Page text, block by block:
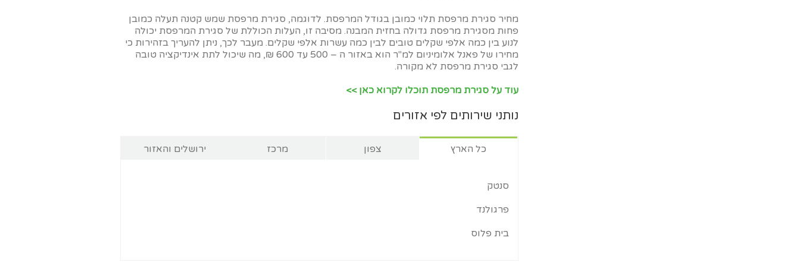
מחיר סגירת מרפסת תלוי כמובן בגודל המרפסת. לדוגמה, סגירת מרפסת שמש קטנה תעלה כמובן
פחות מסגירת מרפסת גדולה בחזית המבנה. מסיבה זו, העלות הכוללת של סגירת המרפסת יכולה
לנוע בין כמה אלפי שקלים טובים לבין כמה עשרות אלפי שקלים. מעבר לכך, ניתן להעריך בזהירות כי
מחירו של פאנל אלומיניום למ"ר הוא באזור ה – 500 עד 600 ₪, מה שיכול לתת אינדיקציה טובה
לגבי סגירת מרפסת לא מקורה.
עוד על סגירת מרפסת תוכלו לקרוא כאן >>
נותני שירותים לפי אזורים
כל הארץ צפון מרכז ירושלים והאזור
סנטק
פרגולנד
בית פלוס